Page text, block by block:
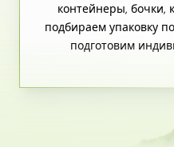
контейнеры, бочки,
подбираем упаковку
подготовим